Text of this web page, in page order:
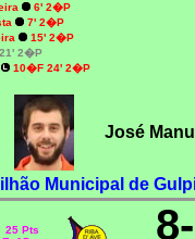
6' 2�P
7' 2�P
15' 2�P
21' 2�P
10�F 24' 2�P
José
Municipal de
Pts